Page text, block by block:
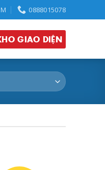
0888015078
GIAO DIỆN